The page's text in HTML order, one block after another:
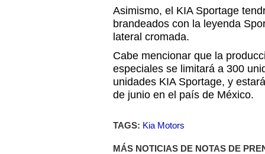
Asimismo, el KIA Sportage
brandeados con la leyenda
lateral cromada.
Cabe mencionar que la
especiales se limitará a 300
unidades KIA Sportage, y
de junio en el país de México.
TAGS: Kia Motors
MÁS NOTICIAS DE NOTAS DE